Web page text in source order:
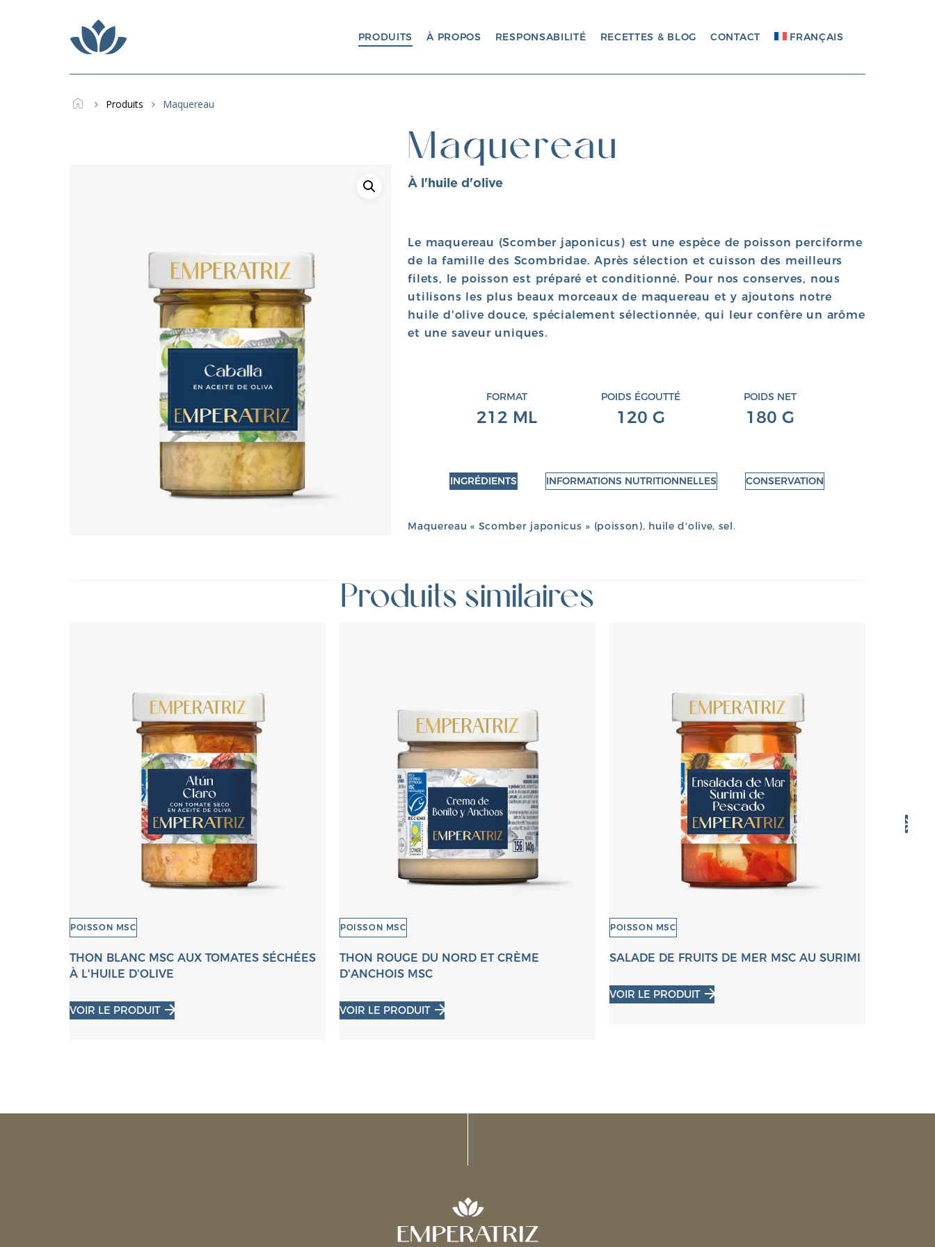
PRODUITS À PROPOS RESPONSABILITÉ RECETTES & BLOG CONTACT FRANÇAIS
Produits Maquereau
Maquereau
À l'huile d'olive
Le maquereau (Scomber japonicus) est une espèce de poisson perciforme
de la famille des Scombridae. Après sélection et cuisson des meilleurs
filets, le poisson est préparé et conditionné. Pour nos conserves, nous
utilisons les plus beaux morceaux de maquereau et y ajoutons notre
huile d'olive douce, spécialement sélectionnée, qui leur confère un arôme
et une saveur uniques.
FORMAT
212 ML
POIDS ÉGOUTTÉ
120 G
POIDS NET
180 G
INGRÉDIENTS INFORMATIONS NUTRITIONNELLES CONSERVATION
Maquereau « Scomber japonicus » (poisson), huile d'olive, sel.
Produits similaires
POISSON MSC
THON BLANC MSC AUX TOMATES SÉCHÉES
À L'HUILE D'OLIVE
VOIR LE PRODUIT
POISSON MSC
THON ROUGE DU NORD ET CRÈME
D'ANCHOIS MSC
VOIR LE PRODUIT
POISSON MSC
SALADE DE FRUITS DE MER MSC AU SURIMI
VOIR LE PRODUIT